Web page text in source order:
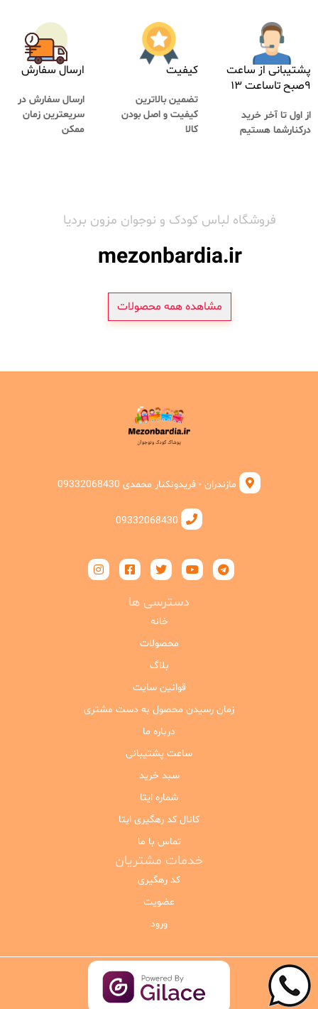
پشتیبانی از ساعت
۹صبح تاساعت ۱۳
از اول تا آخر خرید
درکنارشما هستیم
کیفیت
تضمین بالاترین
کیفیت و اصل بودن
کالا
ارسال سفارش
ارسال سفارش در
سریعترین زمان
ممکن
فروشگاه لباس کودک و نوجوان مزون بردیا
mezonbardia.ir
مشاهده همه محصولات
مازندران - فریدونکنار محمدی 09332068430
09332068430
دسترسی ها
خانه
محصولات
بلاگ
قوانین سایت
زمان رسیدن محصول به دست مشتری
درباره ما
ساعت پشتیبانی
سبد خرید
شماره ایتا
کانال کد رهگیری ایتا
تماس با ما
خدمات مشتریان
کد رهگیری
عضویت
ورود